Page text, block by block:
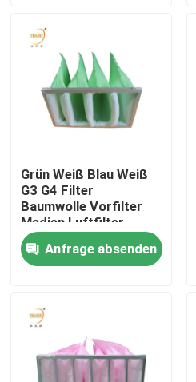
Über uns
Fabrik-Ausflug
Qualitätskontrolle
Fordern Sie ein Zitat
Vor Luftfilter
FFU-Einheit
Grün Weiß Blau Weiß
G3 G4 Filter
Baumwolle Vorfilter
Medien Luftfilter
Anfrage absenden